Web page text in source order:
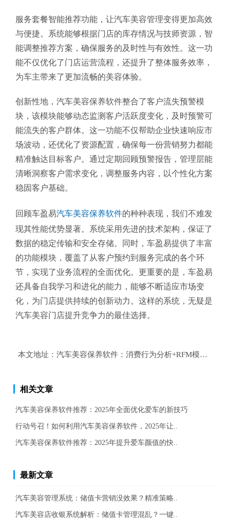
服务套餐智能推荐功能，让汽车美容管理变得更加高效
与便捷。系统能够根据门店的库存情况与技师资源，智
能调整推荐方案，确保服务的及时性与有效性。这一功
能不仅优化了门店运营流程，还提升了整体服务效率，
为车主带来了更加流畅的美容体验。
创新性地，汽车美容保养软件整合了客户流失预警模
块，该模块能够动态监测客户活跃度变化，及时预警可
能流失的客户群体。这一功能不仅帮助企业快速响应市
场波动，还优化了资源配置，确保每一份营销努力都能
精准触达目标客户。通过定期回顾预警报告，管理层能
清晰洞察客户需求变化，调整服务内容，以个性化方案
稳固客户基础。
回顾车盈易汽车美容保养软件的种种表现，我们不难发
现其性能优势显著。系统采用先进的技术架构，保证了
数据的稳定传输和安全存储。同时，车盈易提供了丰富
的功能模块，覆盖了从客户预约到服务完成的各个环
节，实现了业务流程的全面优化。更重要的是，车盈易
还具备自我学习和进化的能力，能够不断适应市场变
化，为门店提供持续的创新动力。这样的系统，无疑是
汽车美容门店提升竞争力的最佳选择。
本文地址： 汽车美容保养软件：消费行为分析+RFM模型，精
相关文章
汽车美容保养软件推荐：2025年全面优化爱车的新技巧
行动号召！如何利用汽车美容保养软件，2025年让..
汽车美容保养软件推荐：2025年提升爱车颜值的快..
最新文章
汽车美容管理系统：储值卡营销没效果？精准策略..
汽车美容店收银系统解析：储值卡管理混乱？一键..